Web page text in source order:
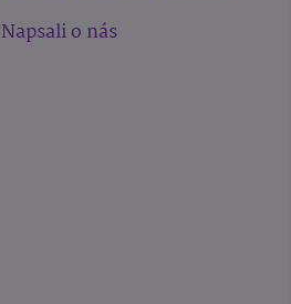
Napsali o nás